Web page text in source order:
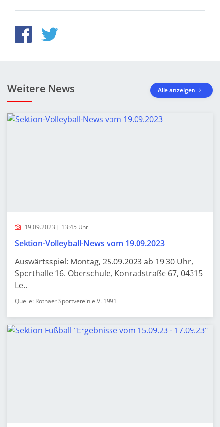
Weitere News Alle anzeigen
19.09.2023 | 13:45 Uhr
Sektion-Volleyball-News vom 19.09.2023
Auswärtsspiel: Montag, 25.09.2023 ab 19:30 Uhr,
Sporthalle 16. Oberschule, Konradstraße 67, 04315
Le...
Quelle: Röthaer Sportverein e.V. 1991